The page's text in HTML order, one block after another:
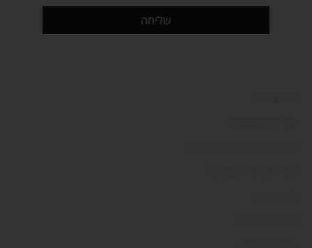
שליחה